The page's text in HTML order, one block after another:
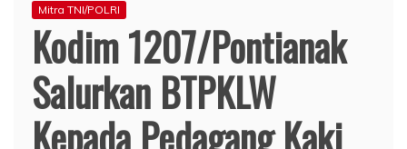
Mitra TNI/POLRI
Kodim 1207/Pontianak
Salurkan BTPKLW
Kepada Pedagang Kaki